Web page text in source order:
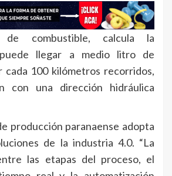
de combustible, calcula la
llegar a medio litro de
cada 100 kilómetros recorridos,
con una dirección hidráulica
producción paranaense adopta
de la industria 4.0. “La
las etapas del proceso, el